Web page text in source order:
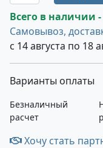
Всего в наличии
Самовывоз,
с 14 августа по 18
Варианты оплаты
Безналичный
расчет
Хочу стать